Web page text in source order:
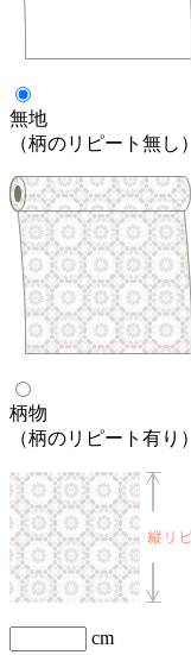
無地
（柄のリピート無し）
柄物
（柄のリピート有り）
cm